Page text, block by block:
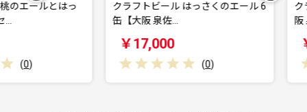
ルとはっ
クラフトビール はっさくのエール 6
缶【大阪 泉佐…
￥17,000
(0)
クラフト
阪 泉佐野
￥